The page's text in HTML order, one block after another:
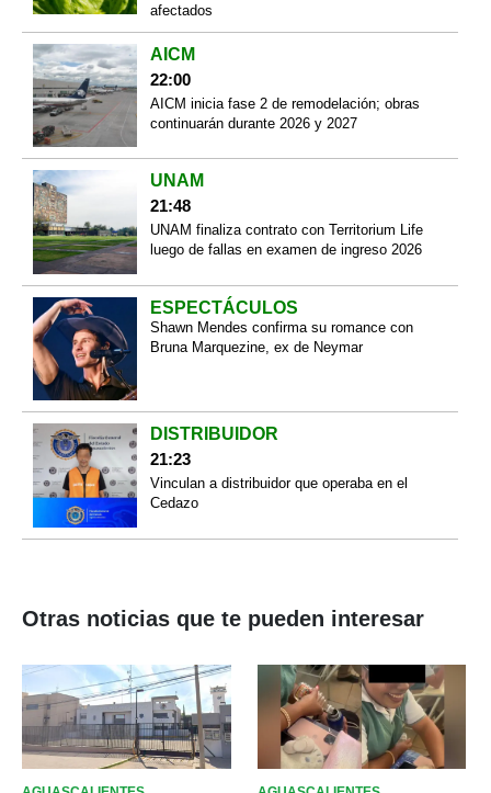
afectados
AICM
22:00
AICM inicia fase 2 de remodelación; obras
continuarán durante 2026 y 2027
UNAM
21:48
UNAM finaliza contrato con Territorium Life
luego de fallas en examen de ingreso 2026
ESPECTÁCULOS
Shawn Mendes confirma su romance con
Bruna Marquezine, ex de Neymar
DISTRIBUIDOR
21:23
Vinculan a distribuidor que operaba en el
Cedazo
Otras noticias que te pueden interesar